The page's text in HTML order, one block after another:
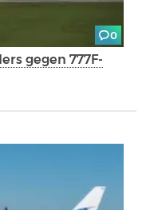
0
gegen 777F-